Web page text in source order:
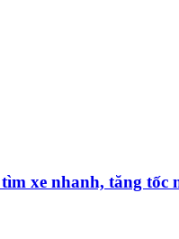
xe nhanh, tăng tốc